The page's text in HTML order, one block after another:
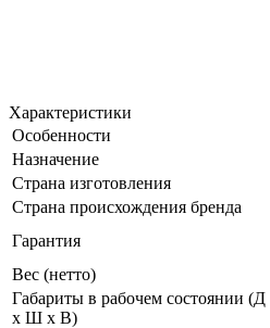
Характеристики
Особенности
Назначение
Страна изготовления
Страна происхождения бренда
Гарантия
Вес (нетто)
Габариты в рабочем состоянии (Д
х Ш х В)